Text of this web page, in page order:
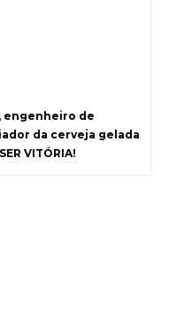
engenheiro de
da cerveja gelada
VITÓRIA!